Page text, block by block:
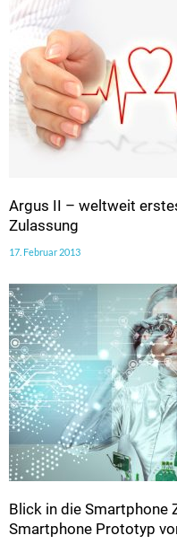
Argus II – weltweit
Zulassung
17. Februar 2013
Blick in die Smartphone
Smartphone Prototyp